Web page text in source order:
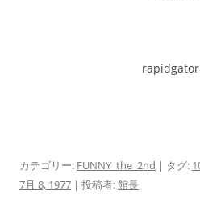
カテゴリー: FUNNY_the_2nd | タグ:
7月 8, 1977 | 投稿者:館長